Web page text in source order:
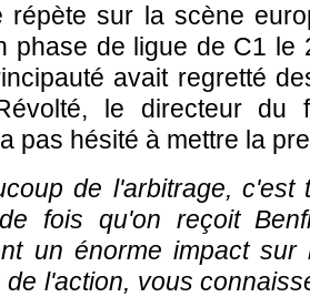
répète sur la scène
phase de ligue de C1 le
avait regretté
le directeur du
pas hésité à mettre la
de l'arbitrage, c'est
fois qu'on reçoit
un énorme impact sur
l'action, vous